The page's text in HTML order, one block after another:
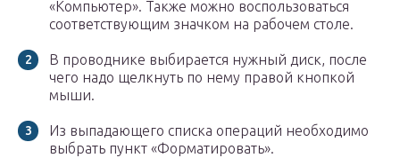
«Компьютер». Также можно воспользоваться
соответствующим значком на рабочем столе.
В проводнике выбирается нужный диск, после
чего надо щелкнуть по нему правой кнопкой
мыши.
Из выпадающего списка операций необходимо
выбрать пункт «Форматировать».